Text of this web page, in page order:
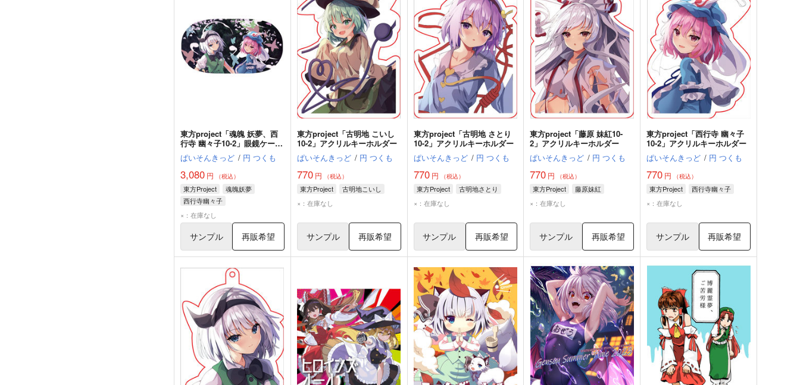
東方project「魂魄 妖夢、西
行寺 幽々子10-2」眼鏡ケース
（クロス付）
ぱいそんきっど / 円 つくも
3,080 円 （税込）
東方Project
魂魄妖夢
西行寺幽々子
×：在庫なし
サンプル 再販希望
東方project「古明地 こいし
10-2」アクリルキーホルダー
ぱいそんきっど / 円 つくも
770円 （税込）
東方Project
古明地こいし
×：在庫なし
サンプル 再販希望
東方project「古明地 さとり
10-2」アクリルキーホルダー
ぱいそんきっど / 円 つくも
770円 （税込）
東方Project
古明地さとり
×：在庫なし
サンプル 再販希望
東方project「藤原 妹紅10-
2」アクリルキーホルダー
ぱいそんきっど / 円 つくも
770 円 （税込）
東方Project
藤原妹紅
×：在庫なし
サンプル 再販希望
東方project「西行寺 幽々子
10-2」アクリルキーホルダー
ぱいそんきっど / 円 つくも
770 円 （税込）
東方Project
西行寺幽々子
×：在庫なし
サンプル 再販希望